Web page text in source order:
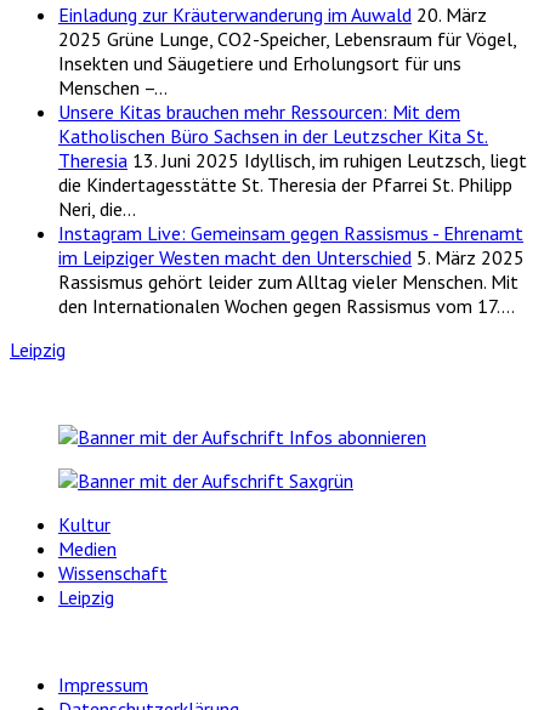
Einladung zur Kräuterwanderung im Auwald 20. März
2025 Grüne Lunge, CO2-Speicher, Lebensraum für Vögel,
Insekten und Säugetiere und Erholungsort für uns
Menschen –…
Unsere Kitas brauchen mehr Ressourcen: Mit dem
Katholischen Büro Sachsen in der Leutzscher Kita St.
Theresia 13. Juni 2025 Idyllisch, im ruhigen Leutzsch, liegt
die Kindertagesstätte St. Theresia der Pfarrei St. Philipp
Neri, die…
Instagram Live: Gemeinsam gegen Rassismus - Ehrenamt
im Leipziger Westen macht den Unterschied 5. März 2025
Rassismus gehört leider zum Alltag vieler Menschen. Mit
den Internationalen Wochen gegen Rassismus vom 17.…
Leipzig
Kultur
Medien
Wissenschaft
Leipzig
Impressum